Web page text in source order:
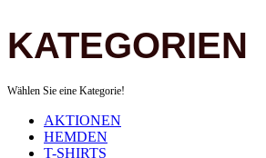
KATEGORIEN
Wählen Sie eine Kategorie!
AKTIONEN
HEMDEN
T-SHIRTS